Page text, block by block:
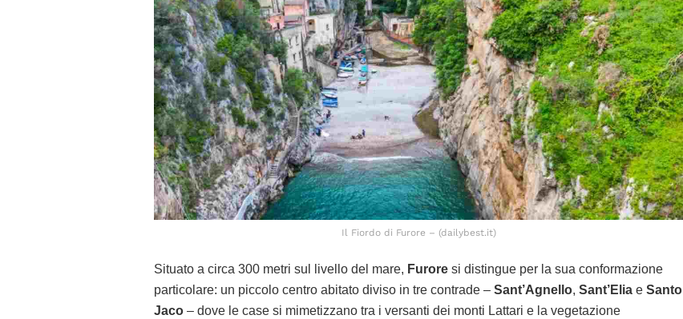
Il Fiordo di Furore – (dailybest.it)
Situato a circa 300 metri sul livello del mare, Furore si distingue per la sua conformazione
particolare: un piccolo centro abitato diviso in tre contrade – Sant’Agnello, Sant’Elia e Santo
Jaco – dove le case si mimetizzano tra i versanti dei monti Lattari e la vegetazione